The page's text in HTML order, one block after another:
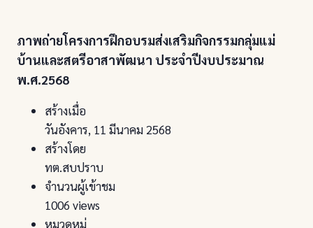
ภาพถ่ายโครงการฝึกอบรมส่งเสริมกิจกรรมกลุ่มแม่
บ้านและสตรีอาสาพัฒนา ประจำปีงบประมาณ
พ.ศ.2568
สร้างเมื่อ
วันอังคาร, 11 มีนาคม 2568
สร้างโดย
ทต.สบปราบ
จำนวนผู้เข้าชม
1006 views
หมวดหมู่